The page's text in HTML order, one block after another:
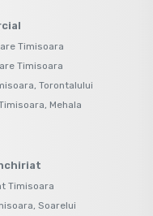
Timisoara
Timisoara
Torontalului
Mehala
Timisoara
Soarelui